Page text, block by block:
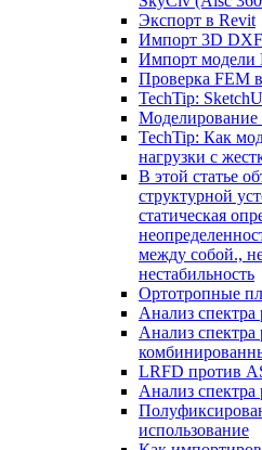
Экспорт в Revit
Импорт 3D DXF
Импорт модели
Проверка FEM
TechTip:
TechTip: Как
нагрузки с
В этой статье
структурной
статическая
между собой.,
нестабильность
Ортотропные
Анализ
Анализ
LRFD против
Анализ спектра
использование